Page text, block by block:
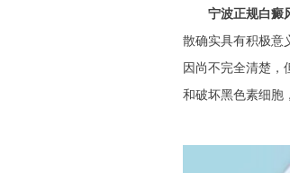
宁波正规白癜
散确实具有积极意
因尚不完全清楚，
和破坏黑色素细胞